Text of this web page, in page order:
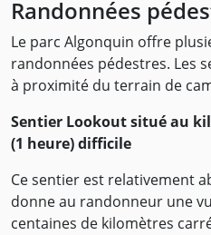
Randonnées
Le parc Algonquin offre
randonnées pédestres. Les
à proximité du terrain de
Sentier Lookout situé au
(1 heure) difficile
Ce sentier est relativement
donne au randonneur une
centaines de kilomètres